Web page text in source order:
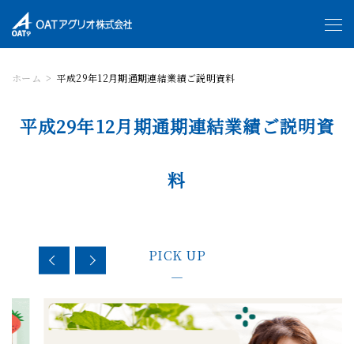
ホーム 平成29年12月期通期連結業績ご説明資料
平成29年12月期通期連結業績ご説明資
料
PICK UP
—